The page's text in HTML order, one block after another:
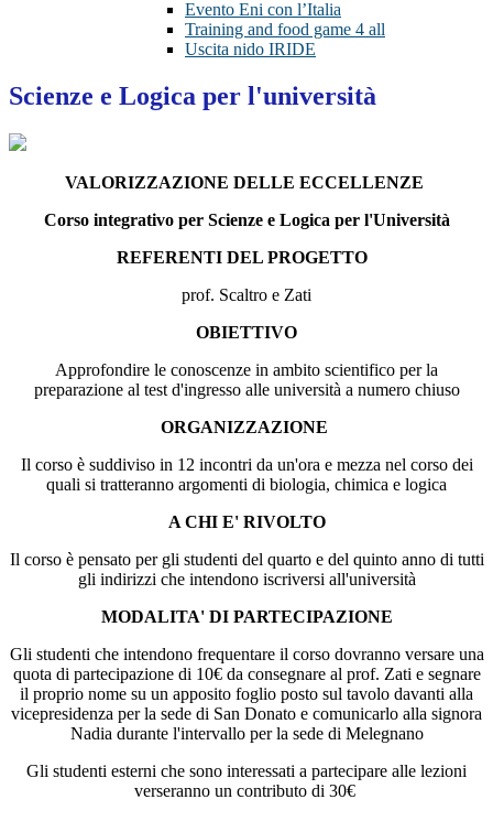
Evento Eni con l’Italia
Training and food game 4 all
Uscita nido IRIDE
Scienze e Logica per l'università
VALORIZZAZIONE DELLE ECCELLENZE
Corso integrativo per Scienze e Logica per l'Università
REFERENTI DEL PROGETTO
prof. Scaltro e Zati
OBIETTIVO
Approfondire le conoscenze in ambito scientifico per la
preparazione al test d'ingresso alle università a numero chiuso
ORGANIZZAZIONE
Il corso è suddiviso in 12 incontri da un'ora e mezza nel corso dei
quali si tratteranno argomenti di biologia, chimica e logica
A CHI E' RIVOLTO
Il corso è pensato per gli studenti del quarto e del quinto anno di tutti
gli indirizzi che intendono iscriversi all'università
MODALITA' DI PARTECIPAZIONE
Gli studenti che intendono frequentare il corso dovranno versare una
quota di partecipazione di 10€ da consegnare al prof. Zati e segnare
il proprio nome su un apposito foglio posto sul tavolo davanti alla
vicepresidenza per la sede di San Donato e comunicarlo alla signora
Nadia durante l'intervallo per la sede di Melegnano
Gli studenti esterni che sono interessati a partecipare alle lezioni
verseranno un contributo di 30€